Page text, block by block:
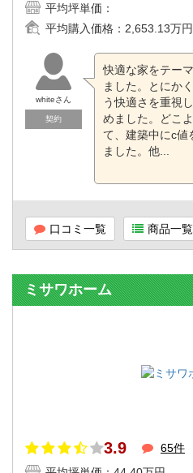
平均坪単価：
平均購入価格： 2,653.13万円
whiteさん
契約
快適な家をテー
ました。とにか
う快適さを重視
めました。どこ
て、建築中にc値
ました。他...
口コミ一覧 商品一覧
ミサワホーム
3.9
65件